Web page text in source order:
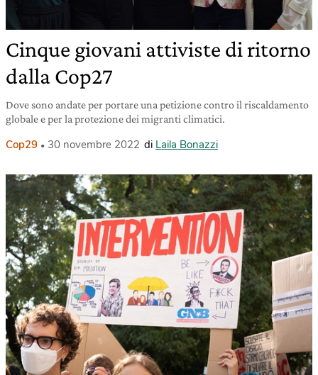
Cinque giovani attiviste di ritorno
dalla Cop27
Dove sono andate per portare una petizione contro il riscaldamento
globale e per la protezione dei migranti climatici.
Cop29 30 novembre 2022 di Laila Bonazzi